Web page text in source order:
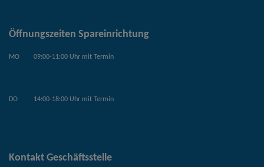
Öffnungszeiten Spareinrichtung
MO 09:00-11:00 Uhr mit Termin
DO 14:00-18:00 Uhr mit Termin
Kontakt Geschäftsstelle